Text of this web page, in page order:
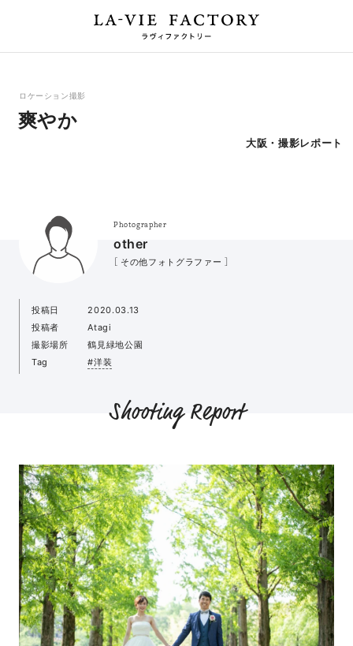
ロケーション撮影
爽やか
大阪・撮影レポート
Photographer
other
［ その他フォトグラファー ］
投稿日
2020.03.13
投稿者
Atagi
撮影場所
鶴見緑地公園
Tag
#洋装
Shooting Report